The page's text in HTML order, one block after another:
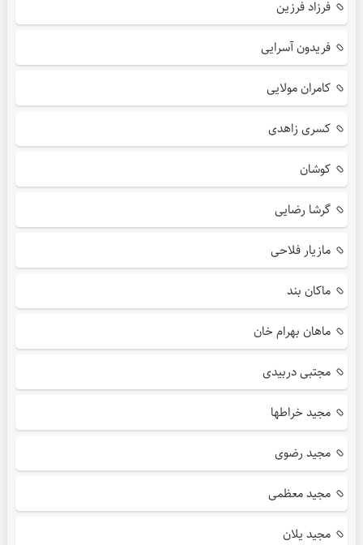
فرزاد فرزین
فریدون آسرایی
کامران مولایی
کسری زاهدی
کوشان
گرشا رضایی
مازیار فلاحی
ماکان بند
ماهان بهرام خان
مجتبی دربیدی
مجید خراطها
مجید رضوی
مجید معظمی
مجید یلان